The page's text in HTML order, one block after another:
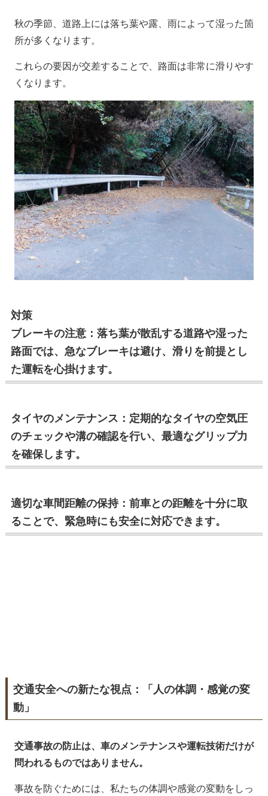
秋の季節、道路上には落ち葉や露、雨によって湿った箇
所が多くなります。
これらの要因が交差することで、路面は非常に滑りやす
くなります。
対策
ブレーキの注意：落ち葉が散乱する道路や湿った
路面では、急なブレーキは避け、滑りを前提とし
た運転を心掛けます。
タイヤのメンテナンス：定期的なタイヤの空気圧
のチェックや溝の確認を行い、最適なグリップ力
を確保します。
適切な車間距離の保持：前車との距離を十分に取
ることで、緊急時にも安全に対応できます。
交通安全への新たな視点：「人の体調・感覚の変
動」
交通事故の防止は、車のメンテナンスや運転技術だけが
問われるものではありません。
事故を防ぐためには、私たちの体調や感覚の変動をしっ